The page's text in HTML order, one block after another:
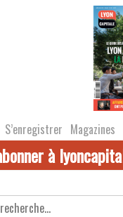
S’enregistrer Magazines
à